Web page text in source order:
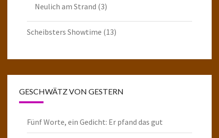
Neulich am Strand (3)
Scheibsters Showtime (13)
GESCHWÄTZ VON GESTERN
Fünf Worte, ein Gedicht: Er pfand das gut